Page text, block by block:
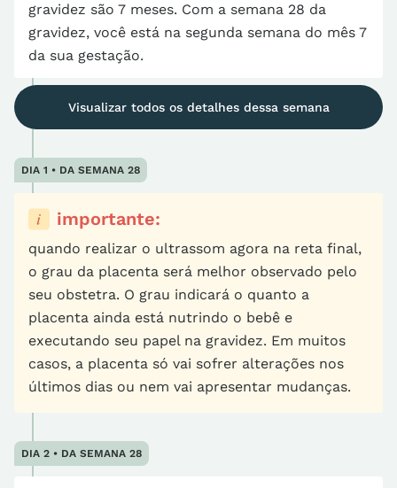
gravidez são 7 meses. Com a semana 28 da
gravidez, você está na segunda semana do mês 7
da sua gestação.
Visualizar todos os detalhes dessa semana
DIA 1 • DA SEMANA 28
importante:
quando realizar o ultrassom agora na reta final,
o grau da placenta será melhor observado pelo
seu obstetra. O grau indicará o quanto a
placenta ainda está nutrindo o bebê e
executando seu papel na gravidez. Em muitos
casos, a placenta só vai sofrer alterações nos
últimos dias ou nem vai apresentar mudanças.
DIA 2 • DA SEMANA 28